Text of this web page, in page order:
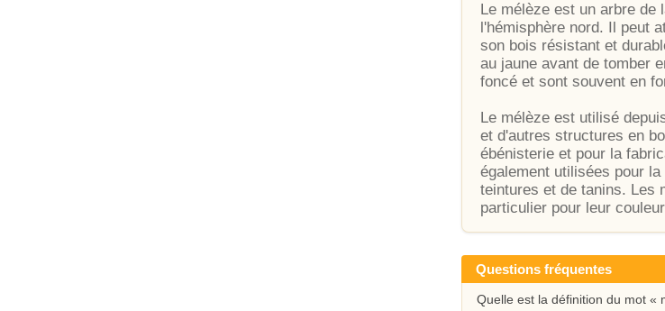
Le mélèze est un arbre de
l'hémisphère nord. Il peut
son bois résistant et
au jaune avant de tomber
foncé et sont souvent en
Le mélèze est utilisé
et d'autres structures en
ébénisterie et pour la
également utilisées pour
teintures et de tanins. Les
particulier pour leur
Questions fréquentes
Quelle est la définition du mot «